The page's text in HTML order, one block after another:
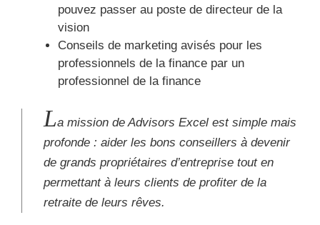
pouvez passer au poste de directeur de la
vision
Conseils de marketing avisés pour les
professionnels de la finance par un
professionnel de la finance
La mission de Advisors Excel est simple mais
profonde : aider les bons conseillers à devenir
de grands propriétaires d’entreprise tout en
permettant à leurs clients de profiter de la
retraite de leurs rêves.